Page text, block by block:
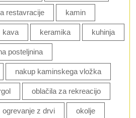
restavracije kamin
kava keramika kuhinja
posteljnina
nakup kaminskega vložka
oblačila za rekreacijo
ogrevanje z drvi okolje